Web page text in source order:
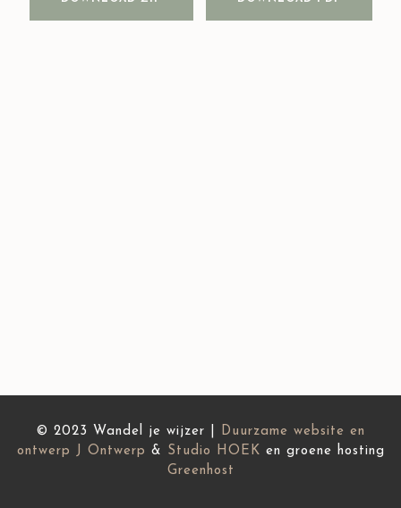
© 2023 Wandel je wijzer | Duurzame website en
ontwerp J Ontwerp & Studio HOEK en groene hosting
Greenhost